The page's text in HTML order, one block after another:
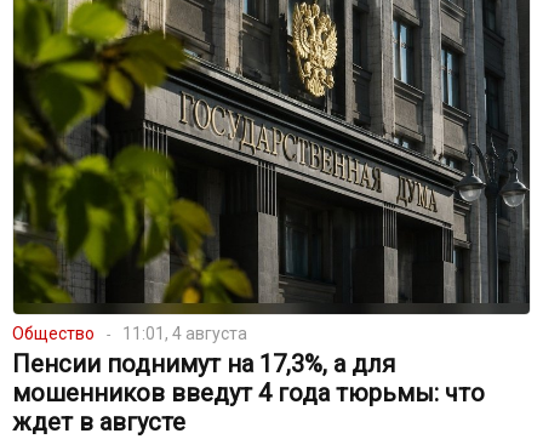
Общество 11:01, 4 августа
Пенсии поднимут на 17,3%, а для
мошенников введут 4 года тюрьмы: что
ждет в августе